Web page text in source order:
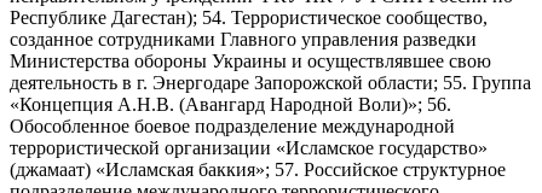
Республике Дагестан); 54. Террористическое сообщество,
созданное сотрудниками Главного управления разведки
Министерства обороны Украины и осуществлявшее свою
деятельность в г. Энергодаре Запорожской области; 55. Группа
«Концепция А.Н.В. (Авангард Народной Воли)»; 56.
Обособленное боевое подразделение международной
террористической организации «Исламское государство»
(джамаат) «Исламская баккия»; 57. Российское структурное